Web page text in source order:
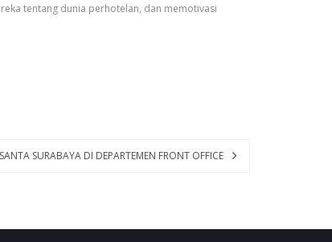
tentang dunia perhotelan, dan memotivasi
SURABAYA DI DEPARTEMEN FRONT OFFICE